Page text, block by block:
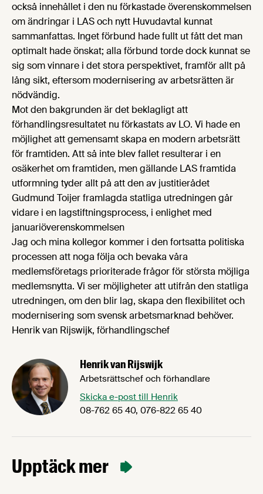
också innehållet i den nu förkastade överenskommelsen
om ändringar i LAS och nytt Huvudavtal kunnat
sammanfattas. Inget förbund hade fullt ut fått det man
optimalt hade önskat; alla förbund torde dock kunnat se
sig som vinnare i det stora perspektivet, framför allt på
lång sikt, eftersom modernisering av arbetsrätten är
nödvändig.
Mot den bakgrunden är det beklagligt att
förhandlingsresultatet nu förkastats av LO. Vi hade en
möjlighet att gemensamt skapa en modern arbetsrätt
för framtiden. Att så inte blev fallet resulterar i en
osäkerhet om framtiden, men gällande LAS framtida
utformning tyder allt på att den av justitierådet
Gudmund Toijer framlagda statliga utredningen går
vidare i en lagstiftningsprocess, i enlighet med
januariöverenskommelsen
Jag och mina kollegor kommer i den fortsatta politiska
processen att noga följa och bevaka våra
medlemsföretags prioriterade frågor för största möjliga
medlemsnytta. Vi ser möjligheter att utifrån den statliga
utredningen, om den blir lag, skapa den flexibilitet och
modernisering som svensk arbetsmarknad behöver.
Henrik van Rijswijk, förhandlingschef
Henrik van Rijswijk
Arbetsrättschef och förhandlare
Skicka e-post till Henrik
08-762 65 40, 076-822 65 40
Upptäck mer